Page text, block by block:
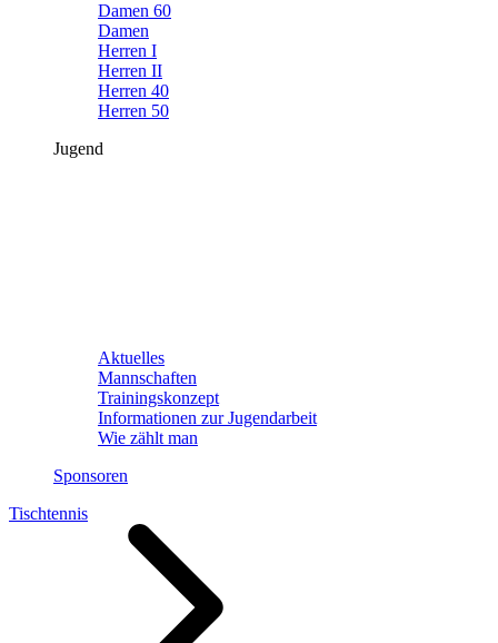
Damen 60
Damen
Herren I
Herren II
Herren 40
Herren 50
Jugend
Aktuelles
Mannschaften
Trainingskonzept
Informationen zur Jugendarbeit
Wie zählt man
Sponsoren
Tischtennis